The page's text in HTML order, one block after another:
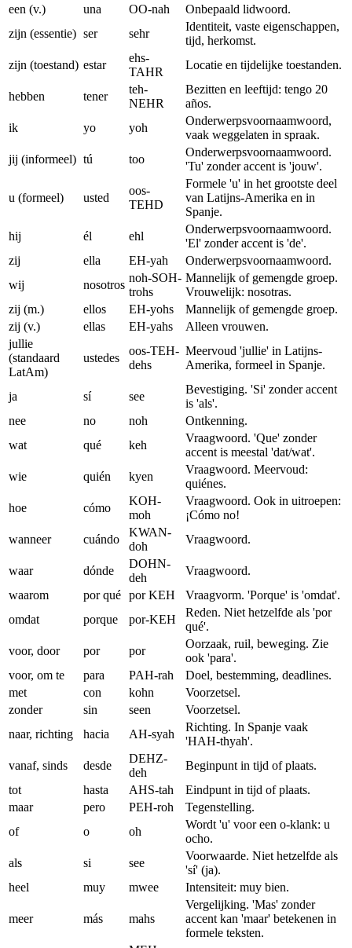
een (v.)
una OO-nah
Onbepaald lidwoord.
zijn (essentie) ser sehr
Identiteit, vaste eigenschappen,
tijd, herkomst.
zijn (toestand) estar
ehs-
TAHR
Locatie en tijdelijke toestanden.
hebben tener
teh-
NEHR
Bezitten en leeftijd: tengo 20
años.
ik
yo yoh
Onderwerpsvoornaamwoord,
vaak weggelaten in spraak.
jij (informeel) tú too
Onderwerpsvoornaamwoord.
'Tu' zonder accent is 'jouw'.
u (formeel) usted
oos-
TEHD
Formele 'u' in het grootste deel
van Latijns-Amerika en in
Spanje.
hij
él ehl
Onderwerpsvoornaamwoord.
'El' zonder accent is 'de'.
zij
ella EH-yah
Onderwerpsvoornaamwoord.
wij
nosotros
noh-SOH-
trohs
Mannelijk of gemengde groep.
Vrouwelijk: nosotras.
zij (m.)
ellos EH-yohs
Mannelijk of gemengde groep.
zij (v.)
ellas EH-yahs
Alleen vrouwen.
jullie
(standaard
LatAm)
ustedes
oos-TEH-
dehs
Meervoud 'jullie' in Latijns-
Amerika, formeel in Spanje.
ja sí see
Bevestiging. 'Si' zonder accent
is 'als'.
nee
no noh
Ontkenning.
wat
qué keh
Vraagwoord. 'Que' zonder
accent is meestal 'dat/wat'.
wie
quién kyen
Vraagwoord. Meervoud:
quiénes.
hoe
cómo
KOH-
moh
Vraagwoord. Ook in uitroepen:
¡Cómo no!
wanneer
cuándo
KWAN-
doh
Vraagwoord.
waar dónde
DOHN-
deh
Vraagwoord.
waarom
por qué por KEH
Vraagvorm. 'Porque' is 'omdat'.
omdat
porque por-KEH
Reden. Niet hetzelfde als 'por
qué'.
voor, door
por por
Oorzaak, ruil, beweging. Zie
ook 'para'.
voor, om te
para PAH-rah
Doel, bestemming, deadlines.
met
con kohn
Voorzetsel.
zonder
sin seen
Voorzetsel.
naar, richting
hacia AH-syah
Richting. In Spanje vaak
'HAH-thyah'.
vanaf, sinds
desde
DEHZ-
deh
Beginpunt in tijd of plaats.
tot
hasta AHS-tah
Eindpunt in tijd of plaats.
maar
pero PEH-roh
Tegenstelling.
of
o oh
Wordt 'u' voor een o-klank: u
ocho.
als
si see
Voorwaarde. Niet hetzelfde als
'sí' (ja).
heel
muy mwee Intensiteit: muy bien.
meer más mahs
Vergelijking. 'Mas' zonder
accent kan 'maar' betekenen in
formele teksten.